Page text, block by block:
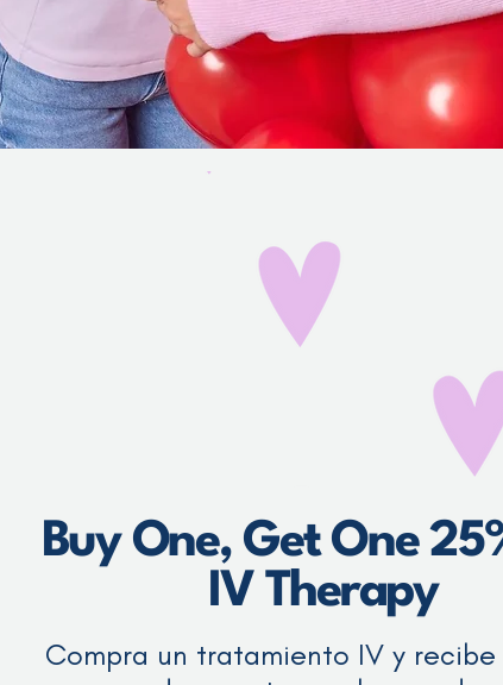
Buy One, Get One
IV Therapy
Compra un tratamiento IV y recibe